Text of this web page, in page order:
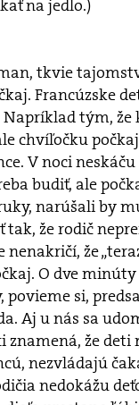
na jedlo.)
tkvie
Francúzske
tým, že
chvíľočku
V noci
budiť, ale
narúšali by
tak, že rodič
že
O dve
povieme si,
Aj u nás sa
že deti
nezvládajú
nedokážu